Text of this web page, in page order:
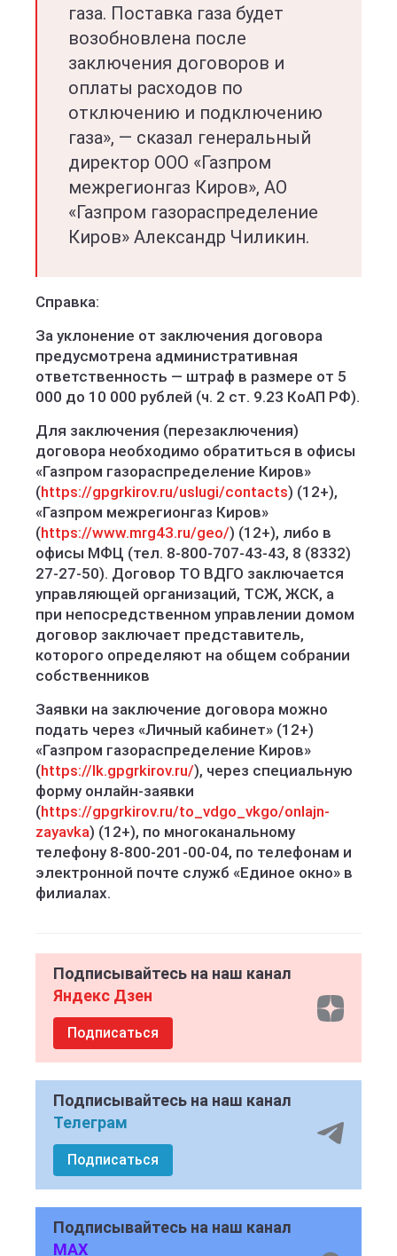
газа. Поставка газа будет
возобновлена после
заключения договоров и
оплаты расходов по
отключению и подключению
газа», — сказал генеральный
директор ООО «Газпром
межрегионгаз Киров», АО
«Газпром газораспределение
Киров» Александр Чиликин.
Справка:
За уклонение от заключения договора
предусмотрена административная
ответственность — штраф в размере от 5
000 до 10 000 рублей (ч. 2 ст. 9.23 КоАП РФ).
Для заключения (перезаключения)
договора необходимо обратиться в офисы
«Газпром газораспределение Киров»
(https://gpgrkirov.ru/uslugi/contacts) (12+),
«Газпром межрегионгаз Киров»
(https://www.mrg43.ru/geo/) (12+), либо в
офисы МФЦ (тел. 8-800-707-43-43, 8 (8332)
27-27-50). Договор ТО ВДГО заключается
управляющей организаций, ТСЖ, ЖСК, а
при непосредственном управлении домом
договор заключает представитель,
которого определяют на общем собрании
собственников
Заявки на заключение договора можно
подать через «Личный кабинет» (12+)
«Газпром газораспределение Киров»
(https://lk.gpgrkirov.ru/), через специальную
форму онлайн-заявки
(https://gpgrkirov.ru/to_vdgo_vkgo/onlajn-
zayavka) (12+), по многоканальному
телефону 8-800-201-00-04, по телефонам и
электронной почте служб «Единое окно» в
филиалах.
Подписывайтесь на наш канал
Яндекс Дзен
Подписаться
Подписывайтесь на наш канал
Телеграм
Подписаться
Подписывайтесь на наш канал
MAX